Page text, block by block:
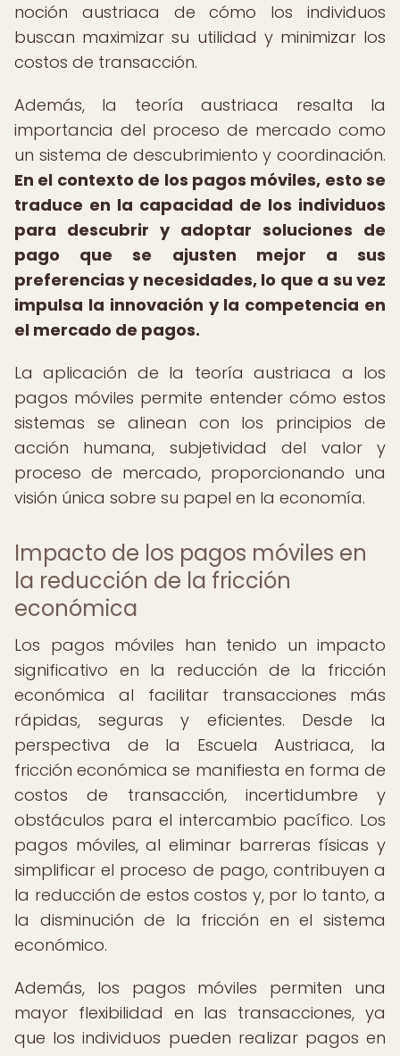
noción austriaca de cómo los individuos
buscan maximizar su utilidad y minimizar los
costos de transacción.
Además, la teoría austriaca resalta la
importancia del proceso de mercado como
un sistema de descubrimiento y coordinación.
En el contexto de los pagos móviles, esto se
traduce en la capacidad de los individuos
para descubrir y adoptar soluciones de
pago que se ajusten mejor a sus
preferencias y necesidades, lo que a su vez
impulsa la innovación y la competencia en
el mercado de pagos.
La aplicación de la teoría austriaca a los
pagos móviles permite entender cómo estos
sistemas se alinean con los principios de
acción humana, subjetividad del valor y
proceso de mercado, proporcionando una
visión única sobre su papel en la economía.
Impacto de los pagos móviles en
la reducción de la fricción
económica
Los pagos móviles han tenido un impacto
significativo en la reducción de la fricción
económica al facilitar transacciones más
rápidas, seguras y eficientes. Desde la
perspectiva de la Escuela Austriaca, la
fricción económica se manifiesta en forma de
costos de transacción, incertidumbre y
obstáculos para el intercambio pacífico. Los
pagos móviles, al eliminar barreras físicas y
simplificar el proceso de pago, contribuyen a
la reducción de estos costos y, por lo tanto, a
la disminución de la fricción en el sistema
económico.
Además, los pagos móviles permiten una
mayor flexibilidad en las transacciones, ya
que los individuos pueden realizar pagos en